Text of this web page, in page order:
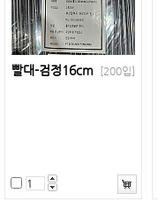
빨대-검정16cm [200입]